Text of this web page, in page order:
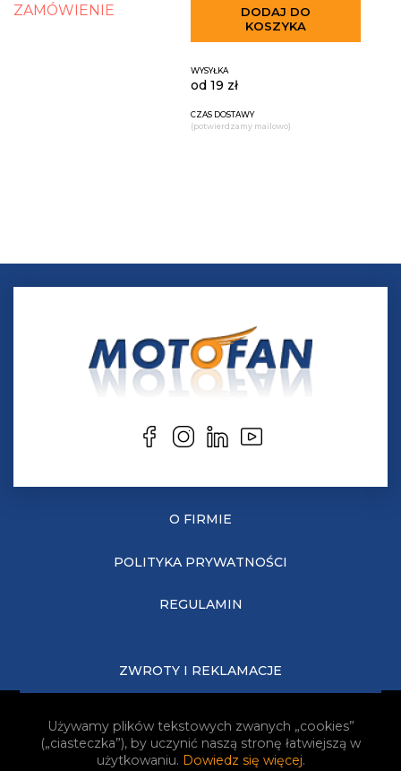
ZAMÓWIENIE
DODAJ DO
KOSZYKA
WYSYŁKA
od 19 zł
CZAS DOSTAWY
(potwierdzamy mailowo)
O FIRMIE
POLITYKA PRYWATNOŚCI
REGULAMIN
ZWROTY I REKLAMACJE
JAK KUPOWAĆ?
Używamy plików tekstowych zwanych „cookies”
(„ciasteczka”), by uczynić naszą stronę łatwiejszą w
użytkowaniu. Dowiedz się więcej.